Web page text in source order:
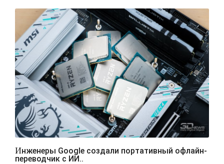
Инженеры Google создали портативный офлайн-
переводчик с ИИ..